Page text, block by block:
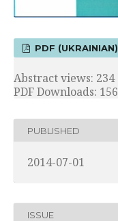
PDF (UKRAINIAN)
Abstract views: 234
PDF Downloads: 156
PUBLISHED
2014-07-01
ISSUE